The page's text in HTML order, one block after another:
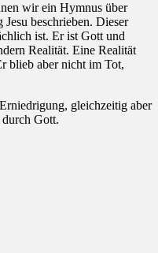
wir ein Hymnus über
beschrieben. Dieser
ist. Er ist Gott und
Realität. Eine Realität
blieb aber nicht im Tot,
gleichzeitig aber
Gott.